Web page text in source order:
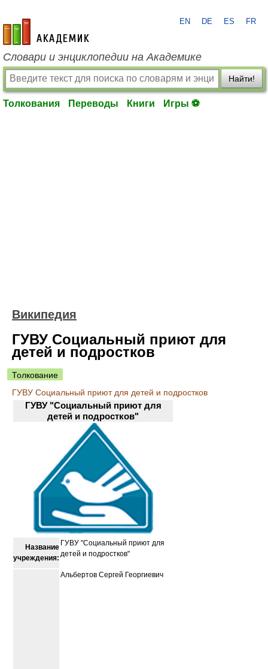
academic.ru
EN DE ES FR
Словари и энциклопедии на Академике
Найти!
Толкования Переводы Книги Игры ⚽
Википедия
ГУВУ Социальный приют для
детей и подростков
Толкование
ГУВУ Социальный приют для детей и подростков
ГУВУ "Социальный приют для
детей и подростков"
Название
учреждения:
ГУВУ "Социальный приют для
детей и подростков"
Альбертов Сергей Георгиевич